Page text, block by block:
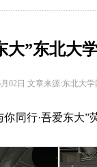
大”东北
02日 文章来源:东北大
你同行·吾爱东